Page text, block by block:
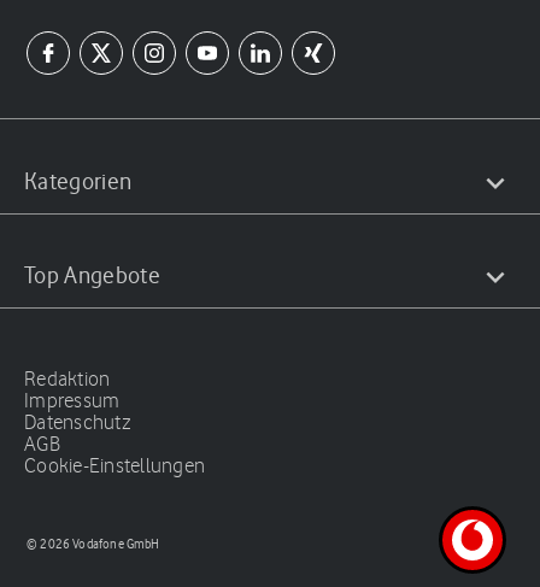
Kategorien
Top Angebote
Redaktion
Impressum
Datenschutz
AGB
Cookie-Einstellungen
© 2026 Vodafone GmbH